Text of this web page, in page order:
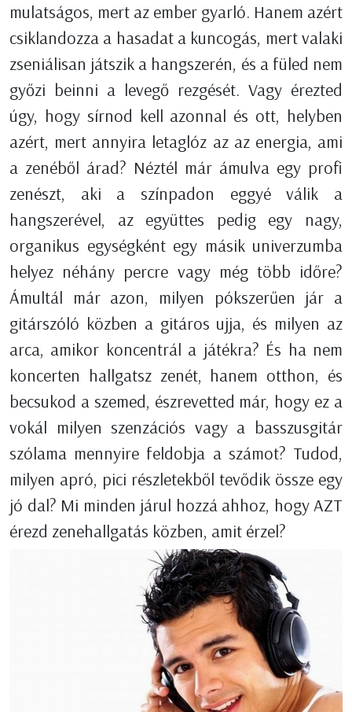
mulatságos, mert az ember gyarló. Hanem azért
csiklandozza a hasadat a kuncogás, mert valaki
zseniálisan játszik a hangszerén, és a füled nem
győzi beinni a levegő rezgését. Vagy érezted
úgy, hogy sírnod kell azonnal és ott, helyben
azért, mert annyira letaglóz az az energia, ami
a zenéből árad? Néztél már ámulva egy profi
zenészt, aki a színpadon eggyé válik a
hangszerével, az együttes pedig egy nagy,
organikus egységként egy másik univerzumba
helyez néhány percre vagy még több időre?
Ámultál már azon, milyen pókszerűen jár a
gitárszóló közben a gitáros ujja, és milyen az
arca, amikor koncentrál a játékra? És ha nem
koncerten hallgatsz zenét, hanem otthon, és
becsukod a szemed, észrevetted már, hogy ez a
vokál milyen szenzációs vagy a basszusgitár
szólama mennyire feldobja a számot? Tudod,
milyen apró, pici részletekből tevődik össze egy
jó dal? Mi minden járul hozzá ahhoz, hogy AZT
érezd zenehallgatás közben, amit érzel?